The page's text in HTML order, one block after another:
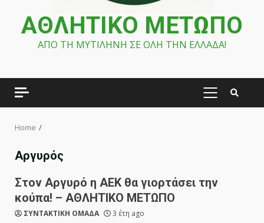
ΑΘΛΗΤΙΚΟ ΜΕΤΩΠΟ
ΑΠΟ ΤΗ ΜΥΤΙΛΗΝΗ ΣΕ ΟΛΗ ΤΗΝ ΕΛΛΑΔΑ!
PRIMARY
Home
Αργυρός
Στον Αργυρό η ΑΕΚ θα γιορτάσει την
κούπα! – ΑΘΛΗΤΙΚΟ ΜΕΤΩΠΟ
ΣΥΝΤΑΚΤΙΚΗ ΟΜΑΔΑ 3 έτη ago